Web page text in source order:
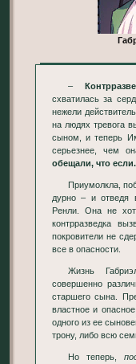
–
схватилась за
нежели
на людях тревога
сыном, и теперь
серьезнее, чем
обещали, что
Приумолкла, побледнев, вовремя сделав вид, что ей
дурно – и отведя
Ренли. Она не
контрразведка
покровители не
все в опасности.
Жизнь Габриэллы отныне делилась на два
совершенно
старшего сына.
властное и
одного из ее
трону, либо всю
Но теперь,